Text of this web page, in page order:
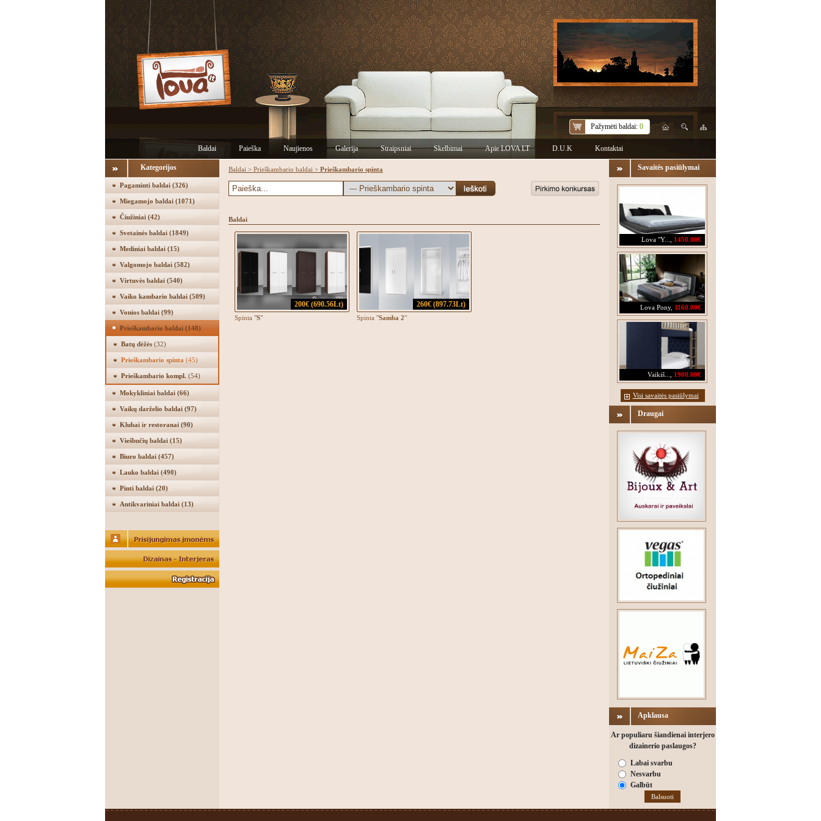
Pažymėti baldai: 0
Baldai Paieška Naujienos Galerija Straipsniai Skelbimai Apie LOVA LT D.U.K Kontaktai
Kategorijos
Pagaminti baldai (326)
Miegamojo baldai (1071)
Čiužiniai (42)
Svetainės baldai (1849)
Mediniai baldai (15)
Valgomojo baldai (582)
Virtuvės baldai (540)
Vaiko kambario baldai (509)
Vonios baldai (99)
Prieškambario baldai (148)
Batų dėžės (32)
Prieškambario spinta (45)
Prieškambario kompl. (54)
Mokykliniai baldai (66)
Vaikų darželio baldai (97)
Klubai ir restoranai (90)
Viešbučių baldai (15)
Biuro baldai (457)
Lauko baldai (490)
Pinti baldai (20)
Antikvariniai baldai (13)
Baldai > Prieškambario baldai > Prieškambario spinta
Baldai
200€ (690.56Lt)
Spinta "S"
260€ (897.73Lt)
Spinta "Samba 2"
Savaitės pasiūlymai
Lova "Y..., 1450.00€
Lova Pony, 1160.00€
Vaikiš... 1900.00€
Visi savaitės pasiūlymai
Draugai
Apklausa
Ar populiaru šiandienai interjero
dizainerio paslaugos?
Labai svarbu
Nesvarbu
Galbūt